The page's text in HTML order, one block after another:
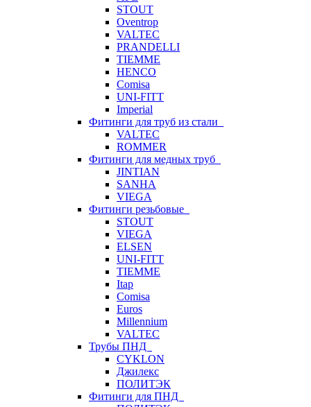
STOUT
Oventrop
VALTEC
PRANDELLI
TIEMME
HENCO
Comisa
UNI-FITT
Imperial
Фитинги для труб из стали
VALTEC
ROMMER
Фитинги для медных труб
JINTIAN
SANHA
VIEGA
Фитинги резьбовые
STOUT
VIEGA
ELSEN
UNI-FITT
TIEMME
Itap
Comisa
Euros
Millennium
VALTEC
Трубы ПНД
CYKLON
Джилекс
ПОЛИТЭК
Фитинги для ПНД